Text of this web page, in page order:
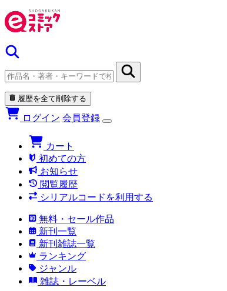
履歴を全て削除する
ログイン 会員登録
カート
初めての方
お知らせ
閲覧履歴
シリアルコードを利用する
無料・セール作品
新刊一覧
新刊雑誌一覧
ランキング
ジャンル
雑誌・レーベル